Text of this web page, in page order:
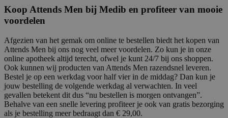
Koop Attends Men bij Medib en profiteer van mooie
voordelen
Afgezien van het gemak om online te bestellen biedt het kopen van
Attends Men bij ons nog veel meer voordelen. Zo kun je in onze
online apotheek altijd terecht, ofwel je kunt 24/7 bij ons shoppen.
Ook kunnen wij producten van Attends Men razendsnel leveren.
Bestel je op een werkdag voor half vier in de middag? Dan kun je
jouw bestelling de volgende werkdag al verwachten. In veel
gevallen betekent dit dus “nu bestellen is morgen ontvangen”.
Behalve van een snelle levering profiteer je ook van gratis bezorging
als je bestelling meer bedraagt dan € 29,00.